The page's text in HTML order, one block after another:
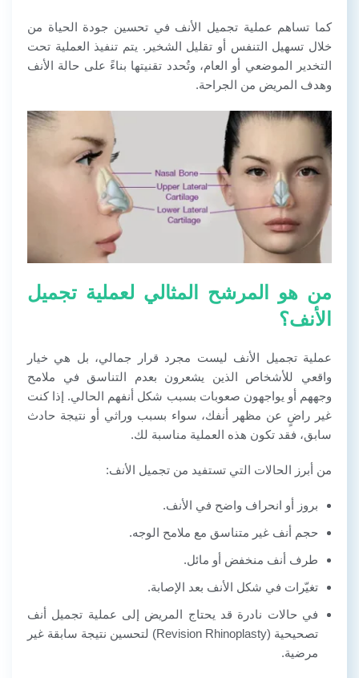
كما تساهم عملية تجميل الأنف في تحسين جودة الحياة من
خلال تسهيل التنفس أو تقليل الشخير. يتم تنفيذ العملية تحت
التخدير الموضعي أو العام، وتُحدد تقنيتها بناءً على حالة الأنف
وهدف المريض من الجراحة.
من هو المرشح المثالي لعملية تجميل
الأنف؟
عملية تجميل الأنف ليست مجرد قرار جمالي، بل هي خيار
واقعي للأشخاص الذين يشعرون بعدم التناسق في ملامح
وجههم أو يواجهون صعوبات بسبب شكل أنفهم الحالي. إذا كنت
غير راضٍ عن مظهر أنفك، سواء بسبب وراثي أو نتيجة حادث
سابق، فقد تكون هذه العملية مناسبة لك.
من أبرز الحالات التي تستفيد من تجميل الأنف:
بروز أو انحراف واضح في الأنف.
حجم أنف غير متناسق مع ملامح الوجه.
طرف أنف منخفض أو مائل.
تغيّرات في شكل الأنف بعد الإصابة.
في حالات نادرة قد يحتاج المريض إلى عملية تجميل أنف
تصحيحية (Revision Rhinoplasty) لتحسين نتيجة سابقة غير
مرضية.